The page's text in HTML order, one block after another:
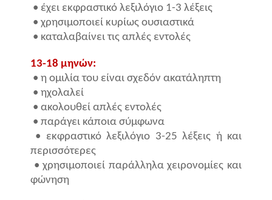
• έχει εκφραστικό λεξιλόγιο 1-3 λέξεις
• χρησιμοποιεί κυρίως ουσιαστικά
• καταλαβαίνει τις απλές εντολές
13-18 μηνών:
• η ομιλία του είναι σχεδόν ακατάληπτη
• ηχολαλεί
• ακολουθεί απλές εντολές
• παράγει κάποια σύμφωνα
• εκφραστικό λεξιλόγιο 3-25 λέξεις ή και
περισσότερες
• χρησιμοποιεί παράλληλα χειρονομίες και
φώνηση